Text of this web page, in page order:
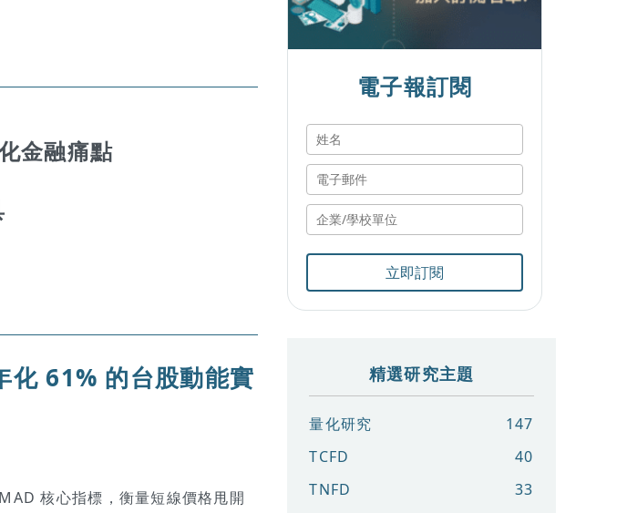
金融痛點
化 61% 的台股動能實
核心指標，衡量短線價格甩開
電子報訂閱
立即訂閱
精選研究主題
量化研究
147
TCFD
40
TNFD
33